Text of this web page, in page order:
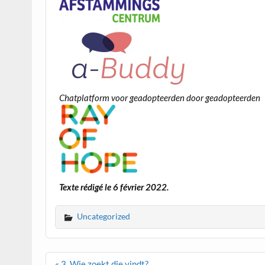
Chatplatform voor geadopteerden door geadopteerden
Texte rédigé le 6 février 2022.
Uncategorized